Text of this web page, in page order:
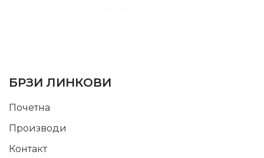
БРЗИ ЛИНКОВИ
Почетна
Производи
Контакт